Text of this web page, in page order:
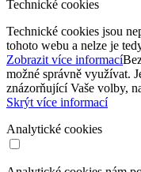
Technické cookies
Technické cookies jsou
tohoto webu a nelze je
Zobrazit více informací
možné správně využívat.
znázorňující Vaše volby,
Skrýt více informací
Analytické cookies